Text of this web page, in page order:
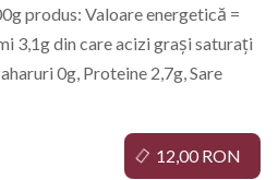
produs: Valoare energetică =
3,1g din care acizi grași saturați
0g, Proteine 2,7g, Sare